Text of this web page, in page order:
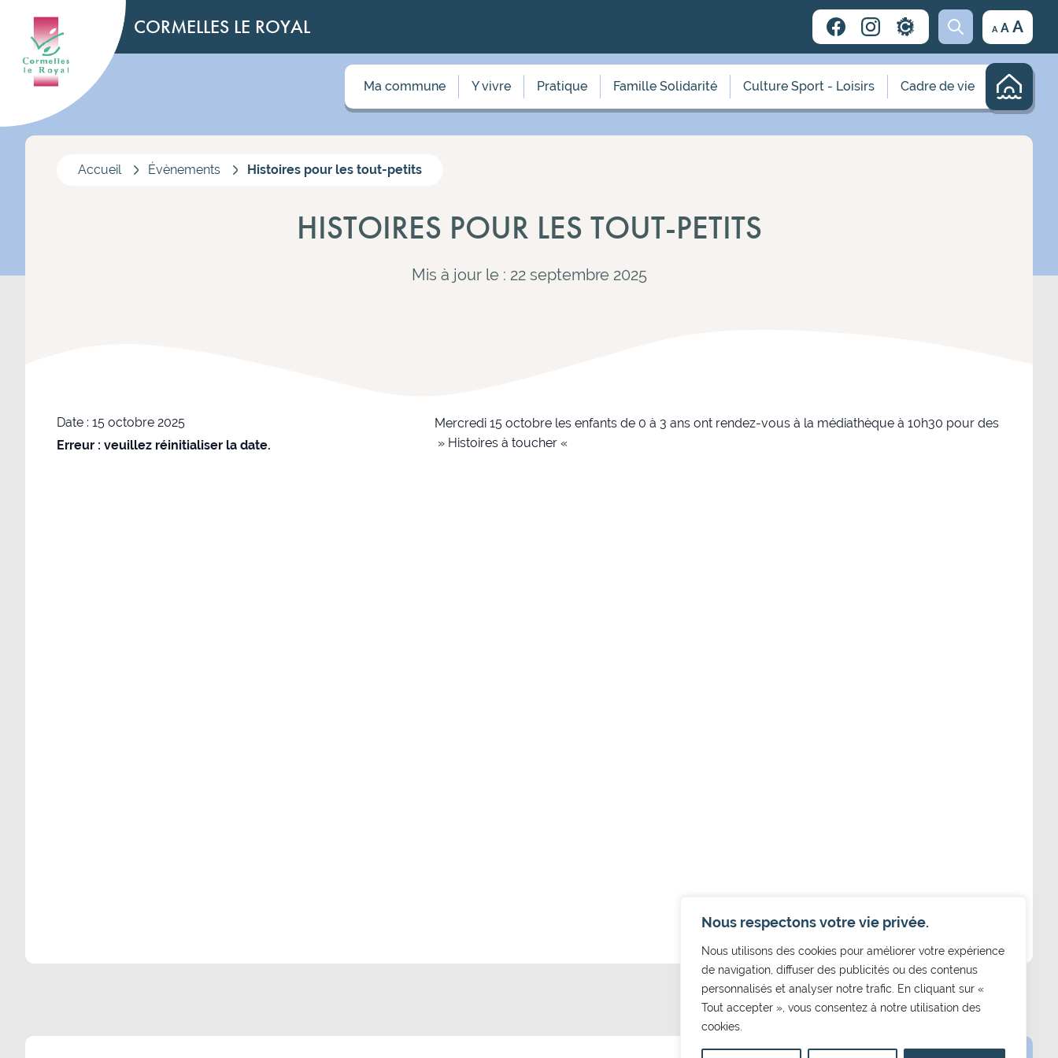
Nous respectons votre vie privée.
Nous utilisons des cookies pour améliorer votre expérience
de navigation, diffuser des publicités ou des contenus
personnalisés et analyser notre trafic. En cliquant sur «
Tout accepter », vous consentez à notre utilisation des
cookies.
CORMELLES LE ROYAL A
Decrease
font
size.
A Reset
font
size.
A
font
size.
Ma commune Y vivre Pratique Famille Solidarité Culture Sport - Loisirs Cadre de vie
Accueil Évènements Histoires pour les tout-petits
HISTOIRES POUR LES TOUT-PETITS
Mis à jour le : 22 septembre 2025
Date : 15 octobre 2025
Erreur : veuillez réinitialiser la date.
Mercredi 15 octobre les enfants de 0 à 3 ans ont rendez-vous à la médiathèque à 10h30 pour des
» Histoires à toucher «